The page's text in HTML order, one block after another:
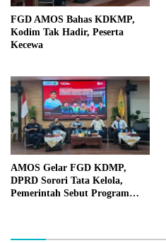
FGD AMOS Bahas KDKMP,
Kodim Tak Hadir, Peserta
Kecewa
AMOS Gelar FGD KDMP,
DPRD Sorori Tata Kelola,
Pemerintah Sebut Program